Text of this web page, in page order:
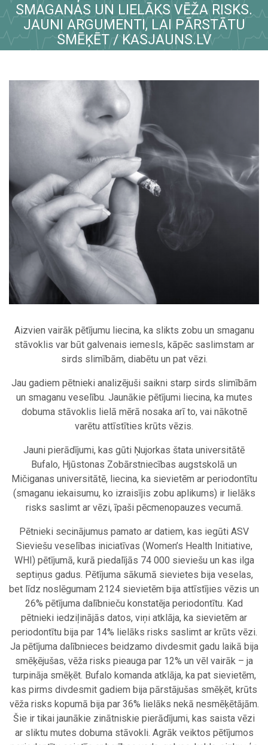
SMAGANAS UN LIELĀKS VĒŽA RISKS.
JAUNI ARGUMENTI, LAI PĀRSTĀTU
SMĒĶĒT / KASJAUNS.LV
Aizvien vairāk pētījumu liecina, ka slikts zobu un smaganu
stāvoklis var būt galvenais iemesls, kāpēc saslimstam ar
sirds slimībām, diabētu un pat vēzi.
Jau gadiem pētnieki analizējuši saikni starp sirds slimībām
un smaganu veselību. Jaunākie pētījumi liecina, ka mutes
dobuma stāvoklis lielā mērā nosaka arī to, vai nākotnē
varētu attīstīties krūts vēzis.
Jauni pierādījumi, kas gūti Ņujorkas štata universitātē
Bufalo, Hjūstonas Zobārstniecības augstskolā un
Mičiganas universitātē, liecina, ka sievietēm ar periodontītu
(smaganu iekaisumu, ko izraisījis zobu aplikums) ir lielāks
risks saslimt ar vēzi, īpaši pēcmenopauzes vecumā.
Pētnieki secinājumus pamato ar datiem, kas iegūti ASV
Sieviešu veselības iniciatīvas (Women’s Health Initiative,
WHI) pētījumā, kurā piedalījās 74 000 sieviešu un kas ilga
septiņus gadus. Pētījuma sākumā sievietes bija veselas,
bet līdz noslēgumam 2124 sievietēm bija attīstījies vēzis un
26% pētījuma dalībnieču konstatēja periodontītu. Kad
pētnieki iedziļinājās datos, viņi atklāja, ka sievietēm ar
periodontītu bija par 14% lielāks risks saslimt ar krūts vēzi.
Ja pētījuma dalībnieces beidzamo divdesmit gadu laikā bija
smēķējušas, vēža risks pieauga par 12% un vēl vairāk – ja
turpināja smēķēt. Bufalo komanda atklāja, ka pat sievietēm,
kas pirms divdesmit gadiem bija pārstājušas smēķēt, krūts
vēža risks kopumā bija par 36% lielāks nekā nesmēķētājām.
Šie ir tikai jaunākie zinātniskie pierādījumi, kas saista vēzi
ar sliktu mutes dobuma stāvokli. Agrāk veiktos pētījumos